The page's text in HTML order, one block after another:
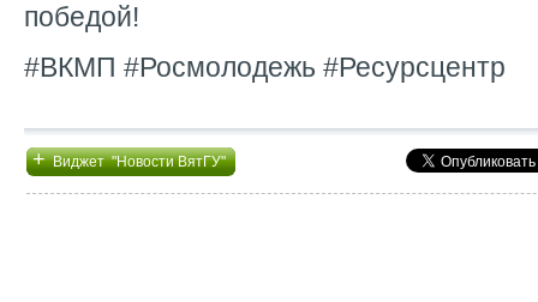
победой!
#ВКМП #Росмолодежь #Ресурсцентр
+Виджет "Новости ВятГУ"